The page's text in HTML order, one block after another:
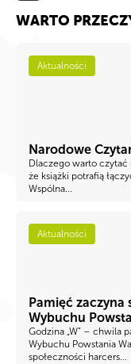
WARTO
Aktualności
Narodowe
Dlaczego warto czytać
że książki potrafią
Wspólna...
Aktualności
Pamięć zaczyna
Wybuchu
Godzina „W” – chwila
Wybuchu Powstania
społeczności harcers...